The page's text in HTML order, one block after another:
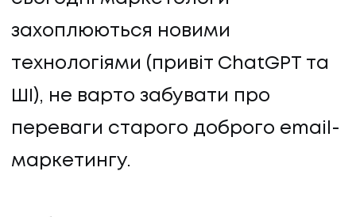
захоплюються новими
технологіями (привіт ChatGPT та
ШІ), не варто забувати про
переваги старого доброго email-
маркетингу.